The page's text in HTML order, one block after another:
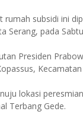
rumah subsidi ini
Serang, pada
Presiden
lokasi
Terbang Gede.